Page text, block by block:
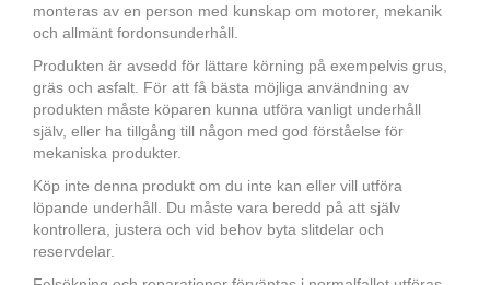
monteras av en person med kunskap om motorer, mekanik
och allmänt fordonsunderhåll.
Produkten är avsedd för lättare körning på exempelvis grus,
gräs och asfalt. För att få bästa möjliga användning av
produkten måste köparen kunna utföra vanligt underhåll
själv, eller ha tillgång till någon med god förståelse för
mekaniska produkter.
Köp inte denna produkt om du inte kan eller vill utföra
löpande underhåll. Du måste vara beredd på att själv
kontrollera, justera och vid behov byta slitdelar och
reservdelar.